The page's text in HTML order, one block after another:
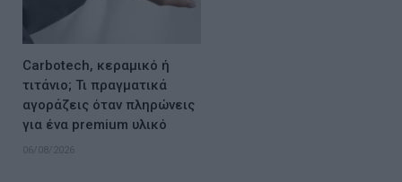
Carbotech, κεραμικό ή
τιτάνιο; Τι πραγματικά
αγοράζεις όταν πληρώνεις
για ένα premium υλικό
06/08/2026